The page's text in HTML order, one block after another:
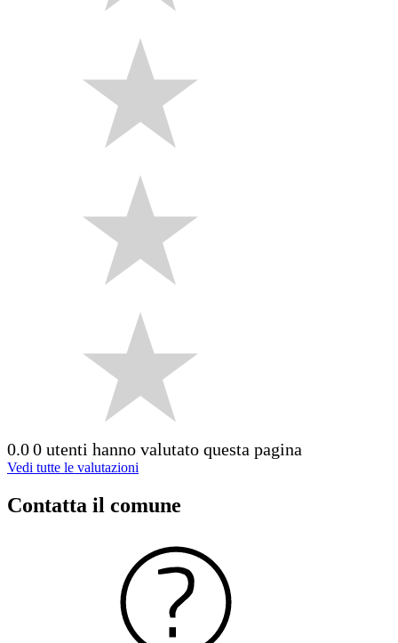
0.00 utenti hanno valutato questa pagina
Vedi tutte le valutazioni
Contatta il comune